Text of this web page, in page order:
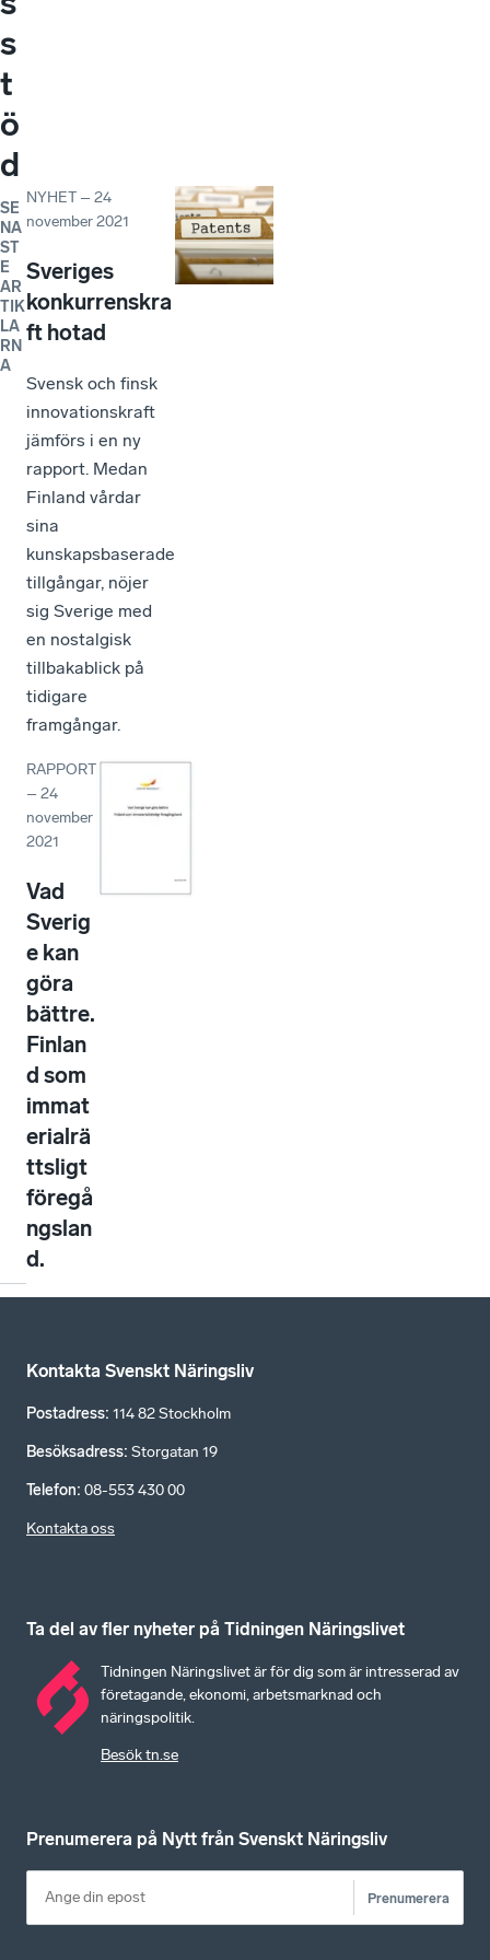
s
t
ö
d
SE
NA
ST
E
AR
TIK
LA
RN
A
NYHET –24
november 2021
Sveriges
konkurrenskra
ft hotad
Svensk och finsk
innovationskraft
jämförs i en ny
rapport. Medan
Finland vårdar
sina
kunskapsbaserade
tillgångar, nöjer
sig Sverige med
en nostalgisk
tillbakablick på
tidigare
framgångar.
RAPPORT
–24
november
2021
Vad
Sverig
e kan
göra
bättre.
Finlan
d som
immat
erialrä
ttsligt
föregå
ngslan
d.
Kontakta Svenskt Näringsliv
Postadress: 114 82 Stockholm
Besöksadress: Storgatan 19
Telefon: 08-553 430 00
Kontakta oss
Ta del av fler nyheter på Tidningen Näringslivet
Tidningen Näringslivet är för dig som är intresserad av
företagande, ekonomi, arbetsmarknad och
näringspolitik.
Besök tn.se
Prenumerera på Nytt från Svenskt Näringsliv
Prenumerera